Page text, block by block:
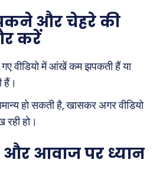
और चेहरे की
करें
गए वीडियो में आंखें कम झपकती हैं या
हैं।
हो सकती है, खासकर अगर वीडियो
रही हो।
और आवाज पर ध्यान